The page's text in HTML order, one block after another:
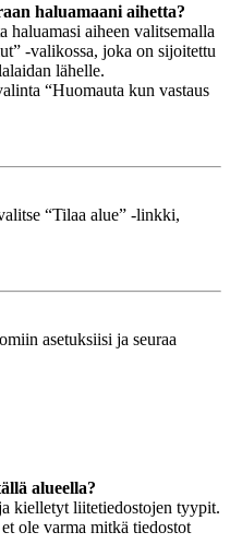
haluamaani aihetta?
aiheen valitsemalla
-valikossa, joka on sijoitettu
lähelle.
“Huomauta kun vastaus
“Tilaa alue” -linkki,
asetuksiisi ja seuraa
alueella?
kielletyt liitetiedostojen tyypit.
ole varma mitkä tiedostot